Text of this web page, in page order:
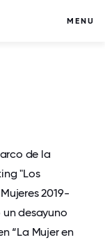
MENU
de la
"Los
2019-
desayuno
“La Mujer en